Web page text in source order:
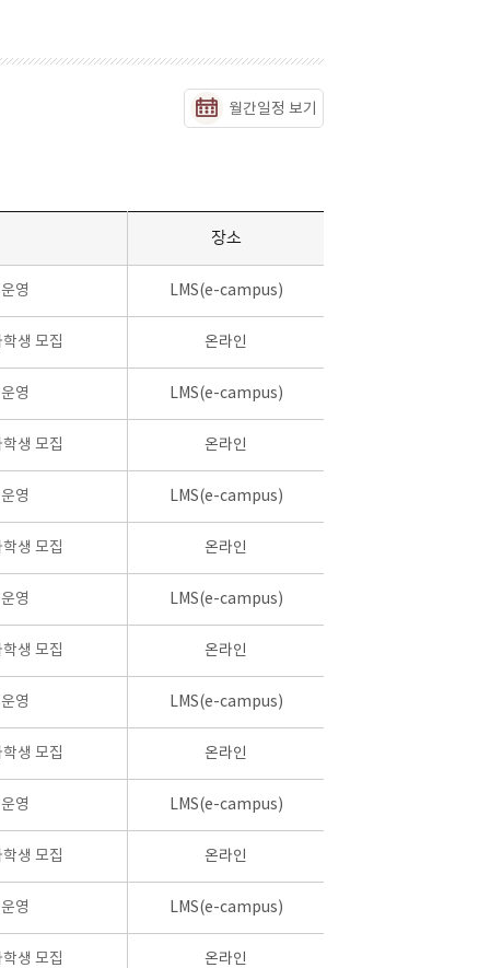
월간일정 보기
장소
영 LMS(e-campus)
생 모집 온라인
영 LMS(e-campus)
생 모집 온라인
영 LMS(e-campus)
생 모집 온라인
영 LMS(e-campus)
생 모집 온라인
영 LMS(e-campus)
생 모집 온라인
영 LMS(e-campus)
생 모집 온라인
영 LMS(e-campus)
생 모집 온라인